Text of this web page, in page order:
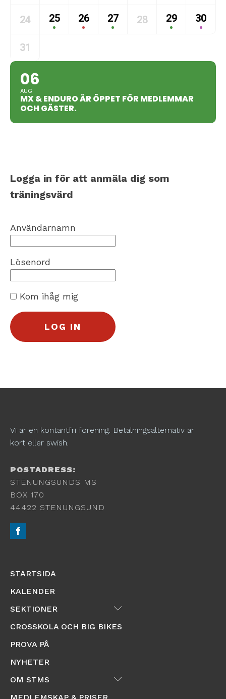
24 25 26 27 28 29 30
31
06
AUG
MX & ENDURO ÄR ÖPPET FÖR MEDLEMMAR
OCH GÄSTER.
Logga in för att anmäla dig som
träningsvärd
Användarnamn
Lösenord
Kom ihåg mig
Vi är en kontantfri förening. Betalningsalternativ är
kort eller swish.
POSTADRESS:
STENUNGSUNDS MS
BOX 170
44422 STENUNGSUND
STARTSIDA
KALENDER
SEKTIONER
Submenu
CROSSKOLA OCH BIG BIKES
PROVA PÅ
NYHETER
OM STMS
Submenu